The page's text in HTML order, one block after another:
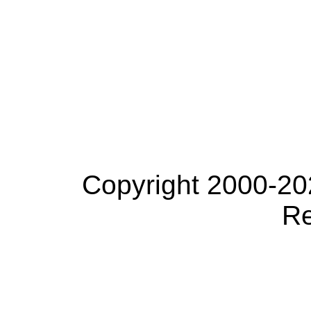
Copyright 2000-